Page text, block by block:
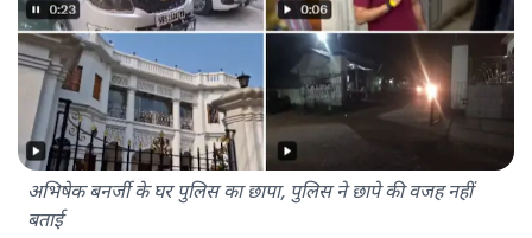
अभिषेक बनर्जी के घर पुलिस का छापा, पुलिस ने छापे की वजह नहीं
बताई